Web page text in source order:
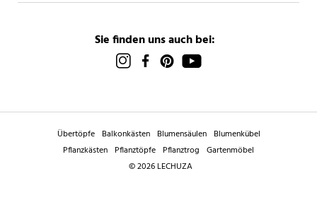
Sie finden uns auch bei:
Übertöpfe Balkonkästen Blumensäulen Blumenkübel
Pflanzkästen Pflanztöpfe Pflanztrog Gartenmöbel
© 2026 LECHUZA